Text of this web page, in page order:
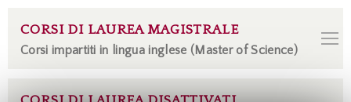
CORSI DI LAUREA MAGISTRALE
Corsi impartiti in lingua inglese (Master of Science)